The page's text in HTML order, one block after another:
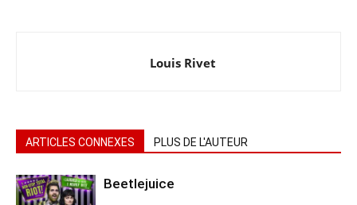
Louis Rivet
ARTICLES CONNEXES PLUS DE L'AUTEUR
Beetlejuice